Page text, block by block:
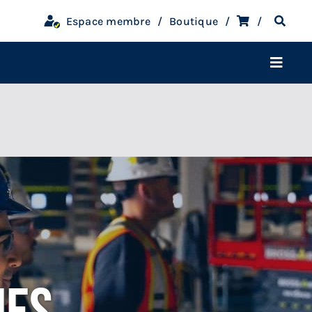
Espace membre Boutique
Toggle